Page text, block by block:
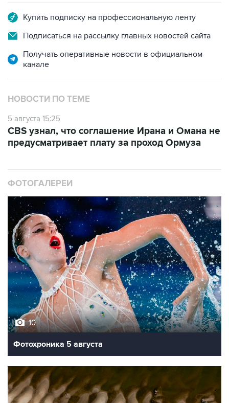
Купить подписку на профессиональную ленту
Подписаться на рассылку главных новостей сайта
Получать оперативные новости в официальном
канале
НОВОСТИ ПО ТЕМЕ
5 августа 15:25
CBS узнал, что соглашение Ирана и Омана не
предусматривает плату за проход Ормуза
ФОТОГАЛЕРЕИ
10
Фотохроника 5 августа